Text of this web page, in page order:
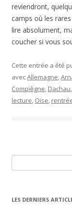
reviendront,
camps où les
lire absolument,
coucher si vous
Cette entrée a été
avecAllemagne,
Compiègne, Dachau,
lecture, Oise,
LES DERNIERS